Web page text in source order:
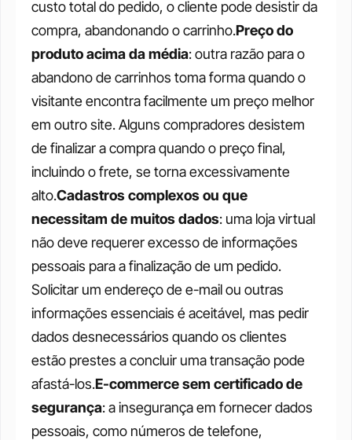
custo total do pedido, o cliente pode desistir da
compra, abandonando o carrinho.Preço do
produto acima da média: outra razão para o
abandono de carrinhos toma forma quando o
visitante encontra facilmente um preço melhor
em outro site. Alguns compradores desistem
de finalizar a compra quando o preço final,
incluindo o frete, se torna excessivamente
alto.Cadastros complexos ou que
necessitam de muitos dados: uma loja virtual
não deve requerer excesso de informações
pessoais para a finalização de um pedido.
Solicitar um endereço de e-mail ou outras
informações essenciais é aceitável, mas pedir
dados desnecessários quando os clientes
estão prestes a concluir uma transação pode
afastá-los.E-commerce sem certificado de
segurança: a insegurança em fornecer dados
pessoais, como números de telefone,